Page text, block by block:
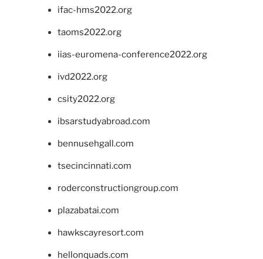
ifac-hms2022.org
taoms2022.org
iias-euromena-conference2022.org
ivd2022.org
csity2022.org
ibsarstudyabroad.com
bennusehgall.com
tsecincinnati.com
roderconstructiongroup.com
plazabatai.com
hawkscayresort.com
hellonquads.com